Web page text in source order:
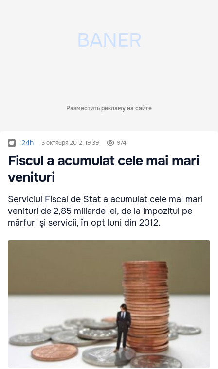
Разместить рекламу на сайте
24h 3 октября 2012, 19:39 974
Fiscul a acumulat cele mai mari
venituri
Serviciul Fiscal de Stat a acumulat cele mai mari
venituri de 2,85 miliarde lei, de la impozitul pe
mărfuri şi servicii, în opt luni din 2012.